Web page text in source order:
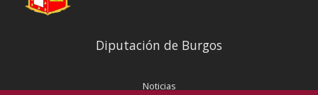
Diputación de Burgos
Noticias